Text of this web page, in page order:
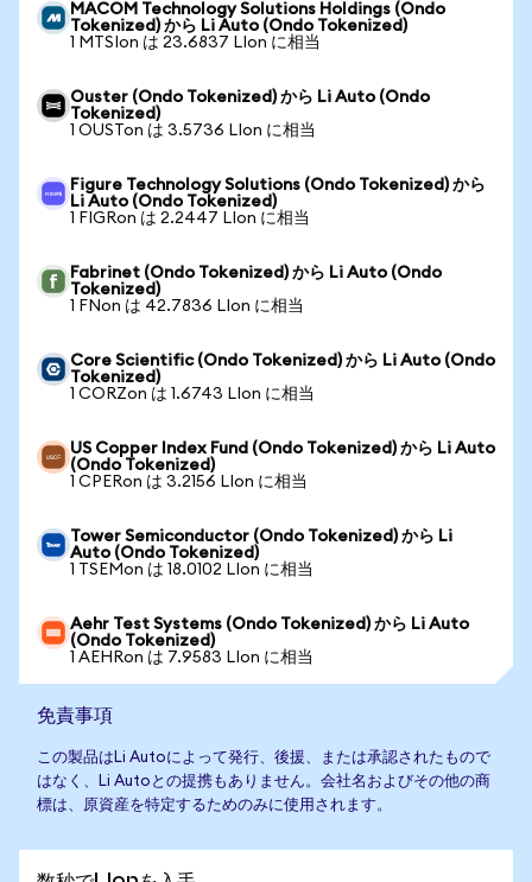
MACOM Technology Solutions Holdings (Ondo
Tokenized) から Li Auto (Ondo Tokenized)
1 MTSIon は 23.6837 LIon に相当
Ouster (Ondo Tokenized) から Li Auto (Ondo
Tokenized)
1 OUSTon は 3.5736 LIon に相当
Figure Technology Solutions (Ondo Tokenized) から
Li Auto (Ondo Tokenized)
1 FIGRon は 2.2447 LIon に相当
Fabrinet (Ondo Tokenized) から Li Auto (Ondo
Tokenized)
1 FNon は 42.7836 LIon に相当
Core Scientific (Ondo Tokenized) から Li Auto (Ondo
Tokenized)
1 CORZon は 1.6743 LIon に相当
US Copper Index Fund (Ondo Tokenized) から Li Auto
(Ondo Tokenized)
1 CPERon は 3.2156 LIon に相当
Tower Semiconductor (Ondo Tokenized) から Li
Auto (Ondo Tokenized)
1 TSEMon は 18.0102 LIon に相当
Aehr Test Systems (Ondo Tokenized) から Li Auto
(Ondo Tokenized)
1 AEHRon は 7.9583 LIon に相当
免責事項
この製品はLi Autoによって発行、後援、または承認されたもので
はなく、Li Autoとの提携もありません。会社名およびその他の商
標は、原資産を特定するためのみに使用されます。